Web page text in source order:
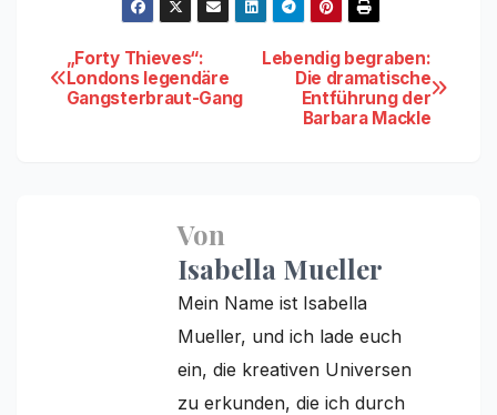
Beitragsnavigation
Lebendig begraben:
Die dramatische
Entführung der
Barbara Mackle
„Forty Thieves“:
Londons legendäre
Gangsterbraut-Gang
Von
Isabella Mueller
Mein Name ist Isabella
Mueller, und ich lade euch
ein, die kreativen Universen
zu erkunden, die ich durch